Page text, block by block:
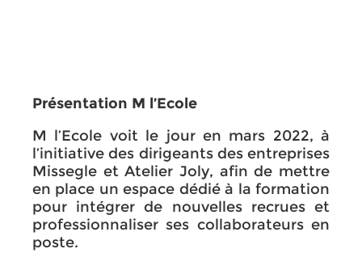
Présentation M l’Ecole
M l’Ecole voit le jour en mars 2022, à
l’initiative des dirigeants des entreprises
Missegle et Atelier Joly, afin de mettre
en place un espace dédié à la formation
pour intégrer de nouvelles recrues et
professionnaliser ses collaborateurs en
poste.